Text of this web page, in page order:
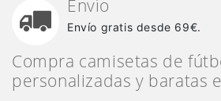
Envío
Envío gratis desde 69€.
Compra camisetas de
personalizadas y baratas